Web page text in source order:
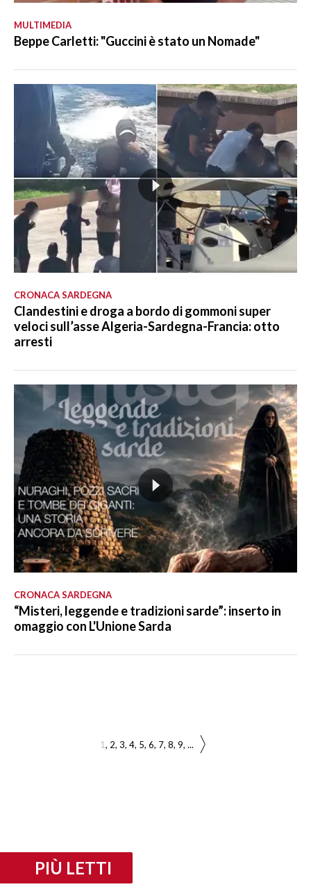
MULTIMEDIA
Beppe Carletti: "Guccini è stato un Nomade"
CRONACA SARDEGNA
Clandestini e droga a bordo di gommoni super
veloci sull’asse Algeria-Sardegna-Francia: otto
arresti
CRONACA SARDEGNA
“Misteri, leggende e tradizioni sarde”: inserto in
omaggio con L'Unione Sarda
1 2 3 4 5 6 7 8 9 ...
PIÙ LETTI